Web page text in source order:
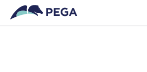
Zum Hauptinhalt wechseln